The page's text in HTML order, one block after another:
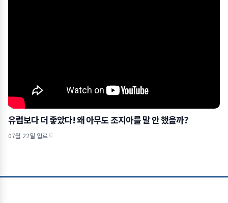
유럽보다 더 좋았다! 왜 아무도 조지아를 말 안 했을까?
07월 22일 업로드